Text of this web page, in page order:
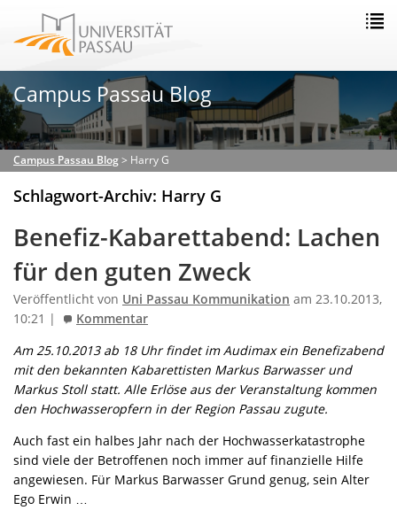
Campus Passau Blog
Campus Passau Blog> Harry G
Schlagwort-Archiv: Harry G
Benefiz-Kabarettabend: Lachen
für den guten Zweck
Veröffentlicht von Uni Passau Kommunikation am 23.10.2013,
10:21 |
Kommentar
Am 25.10.2013 ab 18 Uhr findet im Audimax ein Benefizabend
mit den bekannten Kabarettisten Markus Barwasser und
Markus Stoll statt. Alle Erlöse aus der Veranstaltung kommen
den Hochwasseropfern in der Region Passau zugute.
Auch fast ein halbes Jahr nach der Hochwasserkatastrophe
sind viele der Betroffenen noch immer auf finanzielle Hilfe
angewiesen. Für Markus Barwasser Grund genug, sein Alter
Ego Erwin …